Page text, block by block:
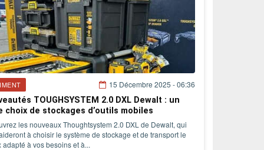
15 Décembre 2025 - 06:36
TOUGHSYSTEM 2.0 DXL Dewalt : un
choix de stockages d’outils mobiles
les nouveaux Thoughtsystem 2.0 DXL de Dewalt, qui
à choisir le système de stockage et de transport le
adapté à vos besoins et à...